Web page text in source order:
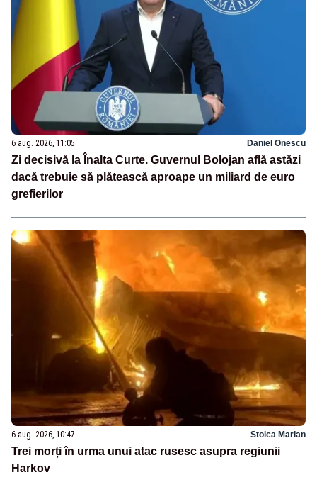
6 aug. 2026, 11:05 Daniel Onescu
Zi decisivă la Înalta Curte. Guvernul Bolojan află astăzi
dacă trebuie să plătească aproape un miliard de euro
grefierilor
6 aug. 2026, 10:47 Stoica Marian
Trei morți în urma unui atac rusesc asupra regiunii
Harkov